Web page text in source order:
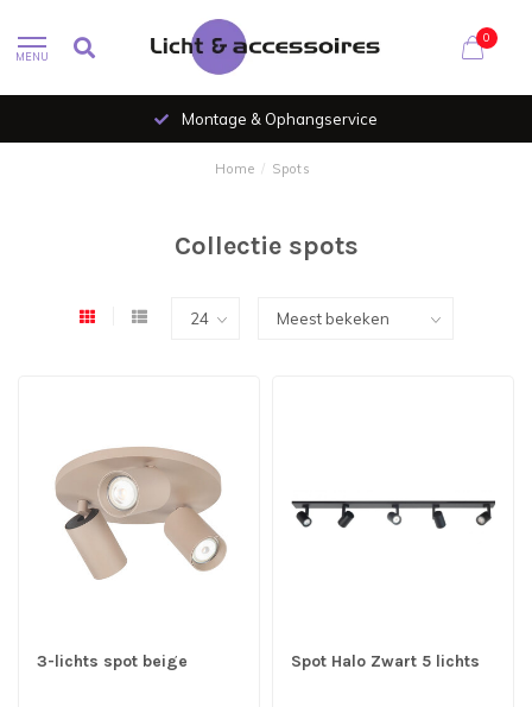
MENU
0
Al 35 jaar verlichtingsspecialist
Home / Spots
Collectie spots
3-lichts spot beige Spot Halo Zwart 5 lichts